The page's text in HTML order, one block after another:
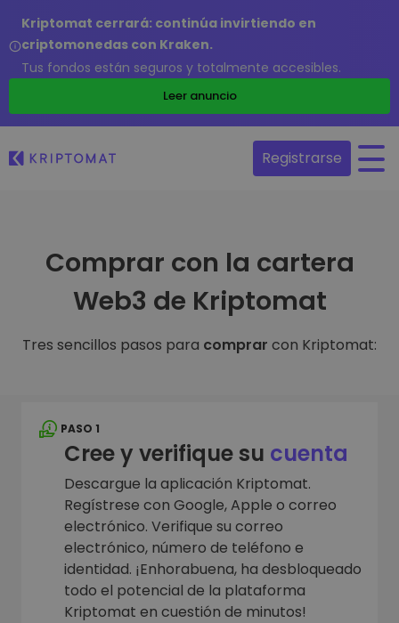
Kriptomat cerrará: continúa invirtiendo en
criptomonedas con Kraken.
Tus fondos están seguros y totalmente accesibles.
Leer anuncio
Registrarse
Comprar con la cartera
Web3 de Kriptomat
Tres sencillos pasos para comprar con Kriptomat:
PASO 1
Cree y verifique su cuenta
Descargue la aplicación Kriptomat.
Regístrese con Google, Apple o correo
electrónico. Verifique su correo
electrónico, número de teléfono e
identidad. ¡Enhorabuena, ha desbloqueado
todo el potencial de la plataforma
Kriptomat en cuestión de minutos!